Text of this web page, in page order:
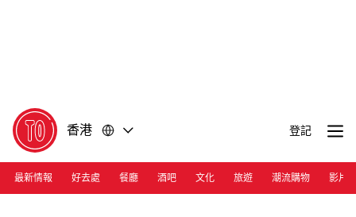
香港 登記
最新情報 好去處 餐廳 酒吧 文化 旅遊 潮流購物 影片
Photograph: Courtesy Nyrelle